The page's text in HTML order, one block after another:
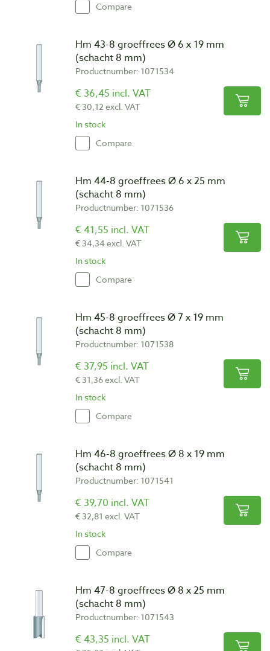
Compare
Hm 43-8 groeffrees Ø 6 x 19 mm
(schacht 8 mm)
Productnumber: 1071534
€ 36,45 incl. VAT
€ 30,12 excl. VAT
In stock
Compare
Hm 44-8 groeffrees Ø 6 x 25 mm
(schacht 8 mm)
Productnumber: 1071536
€ 41,55 incl. VAT
€ 34,34 excl. VAT
In stock
Compare
Hm 45-8 groeffrees Ø 7 x 19 mm
(schacht 8 mm)
Productnumber: 1071538
€ 37,95 incl. VAT
€ 31,36 excl. VAT
In stock
Compare
Hm 46-8 groeffrees Ø 8 x 19 mm
(schacht 8 mm)
Productnumber: 1071541
€ 39,70 incl. VAT
€ 32,81 excl. VAT
In stock
Compare
Hm 47-8 groeffrees Ø 8 x 25 mm
(schacht 8 mm)
Productnumber: 1071543
€ 43,35 incl. VAT